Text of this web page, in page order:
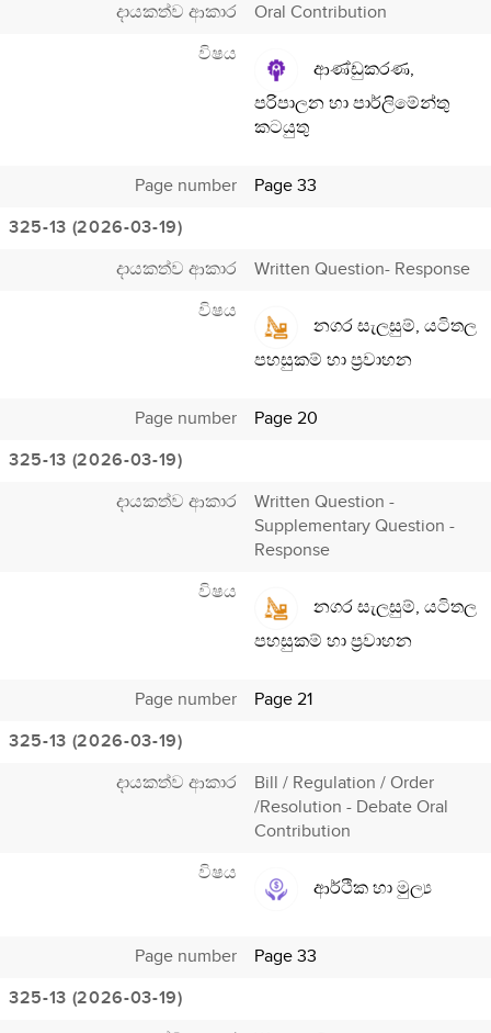
දායකත්ව ආකාර
Oral Contribution
විෂය
ආණ්ඩුකරණ,
පරිපාලන හා පාර්ලිමේන්තු
කටයුතු
Page number
Page 33
325-13 (2026-03-19)
දායකත්ව ආකාර
Written Question- Response
විෂය
නගර සැලසුම්, යටිතල
පහසුකම් හා ප්‍රවාහන
Page number
Page 20
325-13 (2026-03-19)
දායකත්ව ආකාර
Written Question -
Supplementary Question -
Response
විෂය
නගර සැලසුම්, යටිතල
පහසුකම් හා ප්‍රවාහන
Page number
Page 21
325-13 (2026-03-19)
දායකත්ව ආකාර
Bill / Regulation / Order
/Resolution - Debate Oral
Contribution
විෂය
ආර්ථික හා මුල්‍ය
Page number
Page 33
325-13 (2026-03-19)